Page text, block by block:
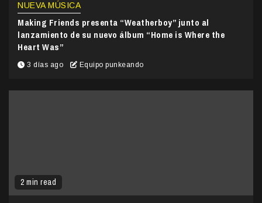
NUEVA MÚSICA
Making Friends presenta “Weatherboy” junto al
lanzamiento de su nuevo álbum “Home is Where the
Heart Was”
3 días ago Equipo punkeando
2 min read